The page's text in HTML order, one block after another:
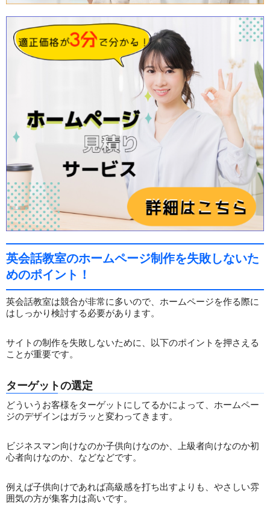
英会話教室のホームページ制作を失敗しないた
めのポイント！
英会話教室は競合が非常に多いので、ホームページを作る際に
はしっかり検討する必要があります。
サイトの制作を失敗しないために、以下のポイントを押さえる
ことが重要です。
ターゲットの選定
どういうお客様をターゲットにしてるかによって、ホームペー
ジのデザインはガラッと変わってきます。
ビジネスマン向けなのか子供向けなのか、上級者向けなのか初
心者向けなのか、などなどです。
例えば子供向けであれば高級感を打ち出すよりも、やさしい雰
囲気の方が集客力は高いです。